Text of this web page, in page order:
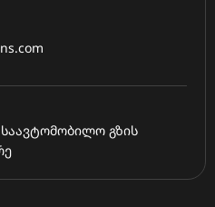
საავტომობილო გზის